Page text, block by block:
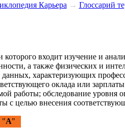
Карьера → Глосcарий
которого входит изучение и
а также физических и
данных, характеризующих
оклада или
работы; обследование уровня
с целью внесения
"А"